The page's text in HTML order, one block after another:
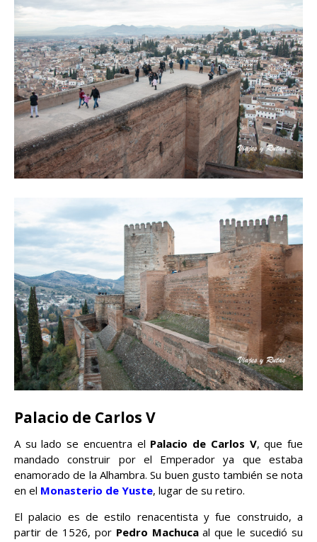
Palacio de Carlos V
A su lado se encuentra el Palacio de Carlos V, que fue
mandado construir por el Emperador ya que estaba
enamorado de la Alhambra. Su buen gusto también se nota
en el Monasterio de Yuste, lugar de su retiro.
El palacio es de estilo renacentista y fue construido, a
partir de 1526, por Pedro Machucaal que le sucedió su